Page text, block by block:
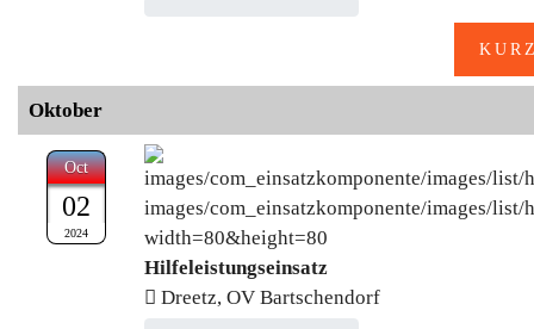
Oktober
Oct
02
2024
Hilfeleistungseinsatz
Dreetz, OV Bartschendorf